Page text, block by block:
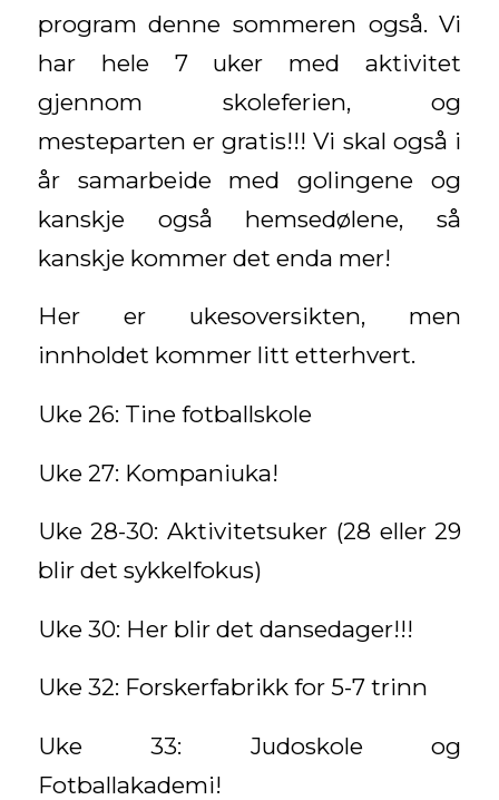
program denne sommeren også. Vi
har hele 7 uker med aktivitet
gjennom skoleferien, og
mesteparten er gratis!!! Vi skal også i
år samarbeide med golingene og
kanskje også hemsedølene, så
kanskje kommer det enda mer!
Her er ukesoversikten, men
innholdet kommer litt etterhvert.
Uke 26: Tine fotballskole
Uke 27: Kompaniuka!
Uke 28-30: Aktivitetsuker (28 eller 29
blir det sykkelfokus)
Uke 30: Her blir det dansedager!!!
Uke 32: Forskerfabrikk for 5-7 trinn
Uke 33: Judoskole og
Fotballakademi!